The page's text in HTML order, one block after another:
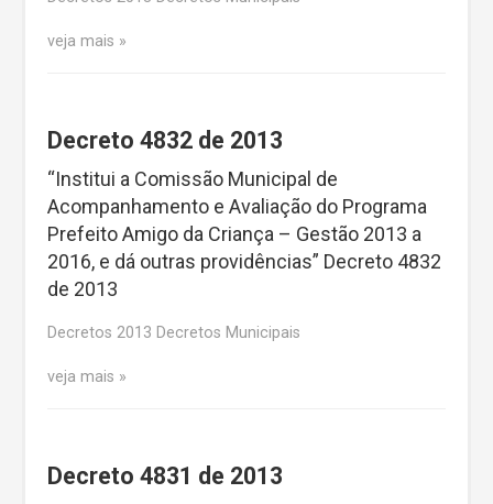
veja mais
Decreto 4832 de 2013
“Institui a Comissão Municipal de
Acompanhamento e Avaliação do Programa
Prefeito Amigo da Criança – Gestão 2013 a
2016, e dá outras providências” Decreto 4832
de 2013
Decretos 2013 Decretos Municipais
veja mais
Decreto 4831 de 2013